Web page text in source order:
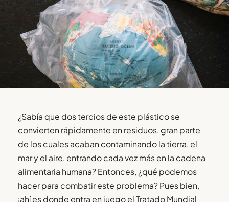
¿Sabía que dos tercios de este plástico se
convierten rápidamente en residuos, gran parte
de los cuales acaban contaminando la tierra, el
mar y el aire, entrando cada vez más en la cadena
alimentaria humana? Entonces, ¿qué podemos
hacer para combatir este problema? Pues bien,
¡ahí es donde entra en juego el Tratado Mundial